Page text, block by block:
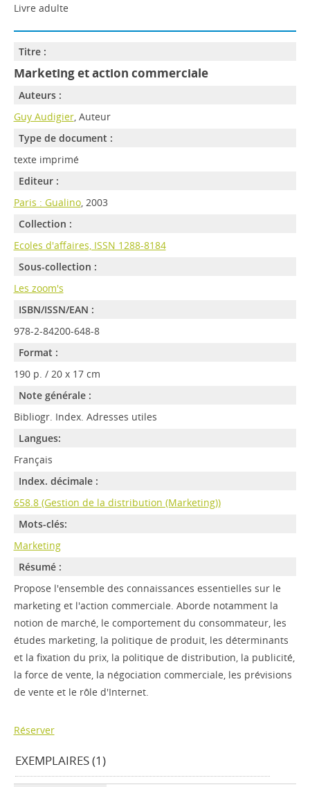
Livre adulte
Titre :
Marketing et action commerciale
Auteurs :
Guy Audigier, Auteur
Type de document :
texte imprimé
Editeur :
Paris : Gualino, 2003
Collection :
Ecoles d'affaires, ISSN 1288-8184
Sous-collection :
Les zoom's
ISBN/ISSN/EAN :
978-2-84200-648-8
Format :
190 p. / 20 x 17 cm
Note générale :
Bibliogr. Index. Adresses utiles
Langues:
Français
Index. décimale :
658.8 (Gestion de la distribution (Marketing))
Mots-clés:
Marketing
Résumé :
Propose l'ensemble des connaissances essentielles sur le
marketing et l'action commerciale. Aborde notamment la
notion de marché, le comportement du consommateur, les
études marketing, la politique de produit, les déterminants
et la fixation du prix, la politique de distribution, la publicité,
la force de vente, la négociation commerciale, les prévisions
de vente et le rôle d'Internet.
Réserver
EXEMPLAIRES (1)